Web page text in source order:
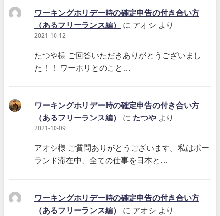
ワーキングホリデー時の確定申告の付き合い方
（あるフリーランス編）
に アオシ より
2021-10-12
たつや様 ご回答いただきありがとうございまし
た！！ ワーホリとのこと…
ワーキングホリデー時の確定申告の付き合い方
（あるフリーランス編）
に たつや より
2021-10-09
アオシ様 ご質問ありがとうございます。私はポー
ランド滞在中、全ての仕事を日本と…
ワーキングホリデー時の確定申告の付き合い方
（あるフリーランス編）
に アオシ より